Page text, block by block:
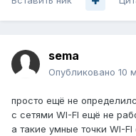
sema
Опубликовано 10
просто ещё не
с сетями WI-FI ещё не
а такие умные точки WI-FI